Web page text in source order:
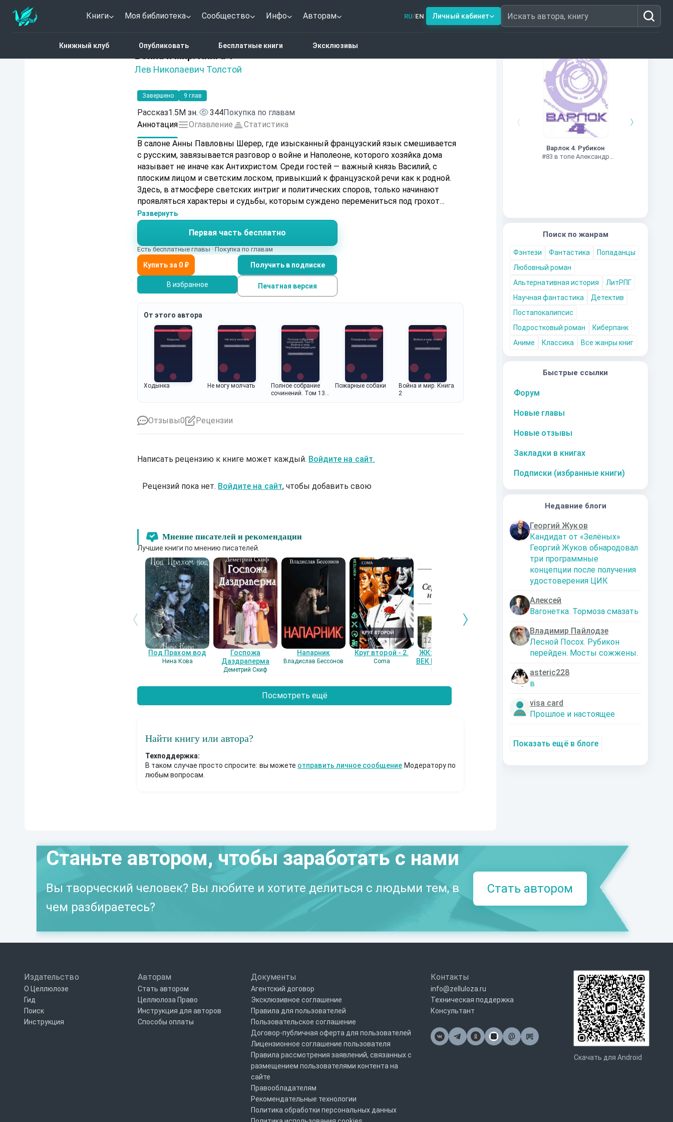
Книги Моя библиотека Сообщество Инфо Авторам RU/EN Личный кабинет Искать автора, книгу
Книжный клуб Опубликовать Бесплатные книги Эксклюзивы
Книги из топ-100
Варлок 4. Рубикон
#83 в топе Александр
Поиск по жанрам
Фэнтези Фантастика
Попаданцы
Любовный роман
Альтернативная история
ЛитРПГ
Научная фантастика
Детектив
Постапокалипсис
Подростковый роман
Киберпанк
Аниме
Классика Все жанры книг
Быстрые ссылки
Форум
Новые главы
Новые отзывы
Закладки в книгах
Подписки (избранные книги)
Недавние блоги
Георгий Жуков
Кандидат от «Зелёных»
Георгий Жуков обнародовал
три программные
концепции после получения
удостоверения ЦИК
Алексей
Вагонетка. Тормоза смазать
Владимир Пайлодзе
Лесной Посох. Рубикон
перейден. Мосты сожжены.
asteric228
в
visa card
Прошлое и настоящее
Показать ещё в блоге
Война и мир. Книга 1
Лев Николаевич Толстой
Нет оценок
Завершено 9 глав
Рассказ1.5M зн. 344Покупка по главам
Аннотация
Оглавление
Статистика
В салоне Анны Павловны Шерер, где изысканный французский язык смешивается
с русским, завязывается разговор о войне и Наполеоне, которого хозяйка дома
называет не иначе как Антихристом. Среди гостей — важный князь Василий, с
плоским лицом и светским лоском, привыкший к французской речи как к родной.
Здесь, в атмосфере светских интриг и политических споров, только начинают
проявляться характеры и судьбы, которым суждено перемениться под грохот
грядущих сражений.
Развернуть
Первая часть бесплатно
Есть бесплатные главы · Покупка по главам
Получить в подписке
В избранное Печатная версия
От этого автора
Ходынка Не могу молчать
Полное собрание
сочинений. Том 13.
Пожарные собаки
Война и мир. Книга
2
Отзывы0 Рецензии
Написать рецензию к книге может каждый. Войдите на сайт.
Рецензий пока нет. Войдите на сайт, чтобы добавить свою
Мнение писателей и рекомендации
Лучшие книги по мнению писателей.
Под Прахом вод
Нина Кова
Госпожа
Даздраперма
Деметрий Скиф
Напарник
Владислав Бессонов
Круг второй - 2.
Coma
ЖК: СЕРЕБРЯНЫЙ
ВЕК НАШЕЙ ЛЮБВИ
Гость-121359
Дальняя
Левадский Артем
Александрович
Кто я? Или как
современном мире
nastyaaaacha
1. Ксенолог
Посмотреть ещё
Найти книгу или автора?
Техподдержка:
В таком случае просто спросите: вы можете отправить личное сообщение Модератору по
любым вопросам.
Станьте автором, чтобы заработать с нами
Вы творческий человек? Вы любите и хотите делиться с людьми тем, в
чем разбираетесь?
Стать автором
Издательство
О Целлюлозе
Гид
Поиск
Инструкция
Авторам
Стать автором
Целлюлоза Право
Инструкция для авторов
Способы оплаты
Документы
Агентский договор
Эксклюзивное соглашение
Правила для пользователей
Пользовательское соглашение
Договор-публичная оферта для пользователей
Лицензионное соглашение пользователя
Правила рассмотрения заявлений, связанных с
размещением пользователями контента на
сайте
Правообладателям
Рекомендательные технологии
Политика обработки персональных данных
Контакты
info@zelluloza.ru
Техническая поддержка
Консультант
@Почта
Скачать для Android